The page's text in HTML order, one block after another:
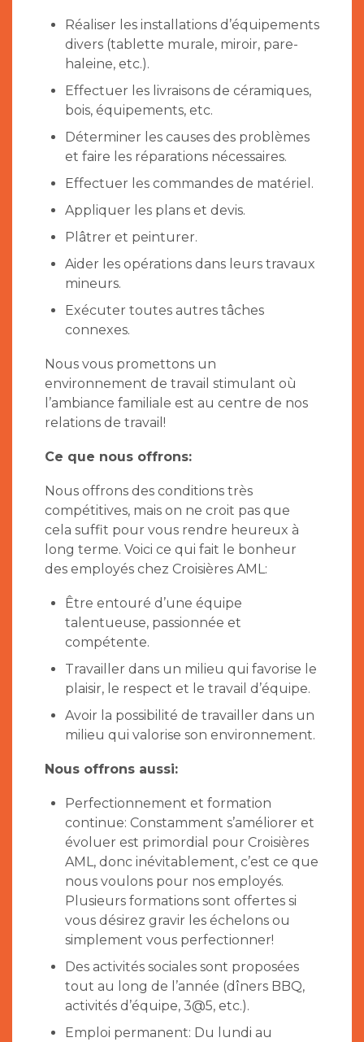
Réaliser les installations d’équipements
divers (tablette murale, miroir, pare-
haleine, etc.).
Effectuer les livraisons de céramiques,
bois, équipements, etc.
Déterminer les causes des problèmes
et faire les réparations nécessaires.
Effectuer les commandes de matériel.
Appliquer les plans et devis.
Plâtrer et peinturer.
Aider les opérations dans leurs travaux
mineurs.
Exécuter toutes autres tâches
connexes.
Nous vous promettons un
environnement de travail stimulant où
l’ambiance familiale est au centre de nos
relations de travail!
Ce que nous offrons:
Nous offrons des conditions très
compétitives, mais on ne croit pas que
cela suffit pour vous rendre heureux à
long terme. Voici ce qui fait le bonheur
des employés chez Croisières AML:
Être entouré d’une équipe
talentueuse, passionnée et
compétente.
Travailler dans un milieu qui favorise le
plaisir, le respect et le travail d’équipe.
Avoir la possibilité de travailler dans un
milieu qui valorise son environnement.
Nous offrons aussi:
Perfectionnement et formation
continue: Constamment s’améliorer et
évoluer est primordial pour Croisières
AML, donc inévitablement, c’est ce que
nous voulons pour nos employés.
Plusieurs formations sont offertes si
vous désirez gravir les échelons ou
simplement vous perfectionner!
Des activités sociales sont proposées
tout au long de l’année (dîners BBQ,
activités d’équipe, 3@5, etc.).
Emploi permanent: Du lundi au